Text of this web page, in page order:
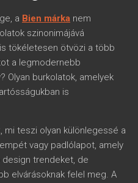
a Bien márka nem
szinonimájává
tökéletesen ötvözi a több
a legmodernebb
Olyan burkolatok, amelyek
is
mi teszi olyan különlegessé a
vagy padlólapot, amely
trendeket, de
elvárásoknak felel meg. A